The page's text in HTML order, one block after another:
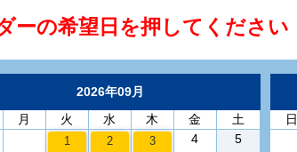
ーの希望日を押してください
2026年09月
月 火 水 木 金 土
1 2 3
4
5
日